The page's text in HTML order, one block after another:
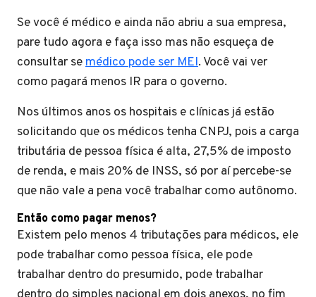
Se você é médico e ainda não abriu a sua empresa,
pare tudo agora e faça isso mas não esqueça de
consultar semédico pode ser MEI. Você vai ver
como pagará menos IR para o governo.
Nos últimos anos os hospitais e clínicas já estão
solicitando que os médicos tenha CNPJ, pois a carga
tributária de pessoa física é alta, 27,5% de imposto
de renda, e mais 20% de INSS, só por aí percebe-se
que não vale a pena você trabalhar como autônomo.
Então como pagar menos?
Existem pelo menos 4 tributações para médicos, ele
pode trabalhar como pessoa física, ele pode
trabalhar dentro do presumido, pode trabalhar